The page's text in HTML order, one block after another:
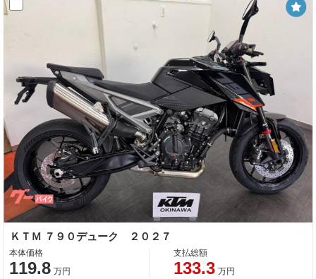
ＫＴＭ ７９０デューク ２０２７
本体価格
119.8 万円
支払総額
133.3 万円